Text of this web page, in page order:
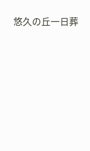
悠久の丘一日葬